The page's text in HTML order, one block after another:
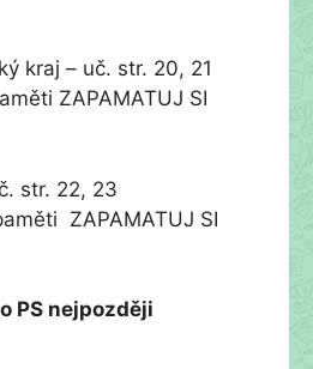
kraj – uč. str. 20, 21
ZAPAMATUJ SI
– uč. str. 22, 23
ZAPAMATUJ SI
PS nejpozději